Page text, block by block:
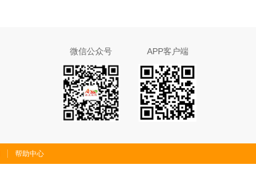
微信公众号 APP客户端
帮助中心